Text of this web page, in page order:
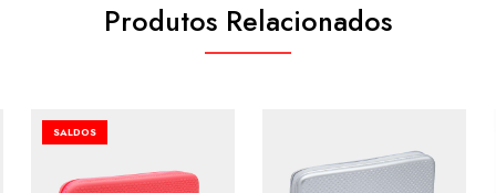
Produtos Relacionados
SALDOS